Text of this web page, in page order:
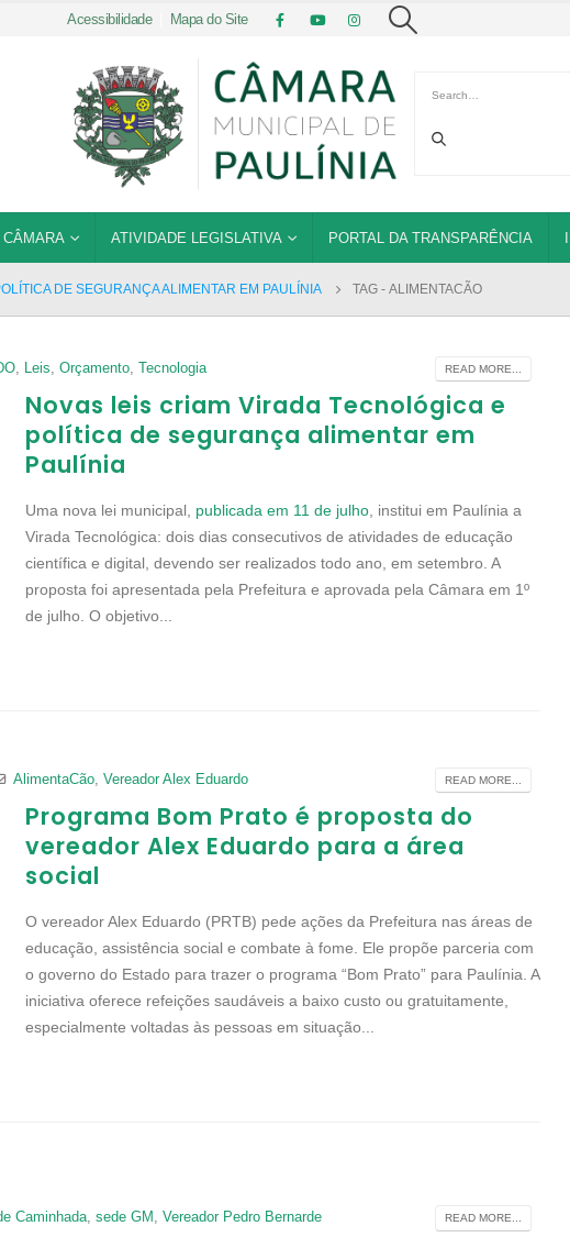
Acessibilidade| Mapa do Site
CÂMARA ATIVIDADE LEGISLATIVA PORTAL DA TRANSPARÊNCIA
DE SEGURANÇA ALIMENTAR EM PAULÍNIA TAG - ALIMENTACÃO
, Leis, Orçamento, Tecnologia READ MORE...
Novas leis criam Virada Tecnológica e
política de segurança alimentar em
Paulínia
Uma nova lei municipal, publicada em 11 de julho , institui em Paulínia a
Virada Tecnológica: dois dias consecutivos de atividades de educação
científica e digital, devendo ser realizados todo ano, em setembro. A
proposta foi apresentada pela Prefeitura e aprovada pela Câmara em 1º
de julho. O objetivo...
AlimentaCão, Vereador Alex Eduardo READ MORE...
Programa Bom Prato é proposta do
vereador Alex Eduardo para a área
social
O vereador Alex Eduardo (PRTB) pede ações da Prefeitura nas áreas de
educação, assistência social e combate à fome. Ele propõe parceria com
o governo do Estado para trazer o programa “Bom Prato” para Paulínia. A
iniciativa oferece refeições saudáveis a baixo custo ou gratuitamente,
especialmente voltadas às pessoas em situação...
Caminhada, sede GM , Vereador Pedro Bernarde READ MORE...